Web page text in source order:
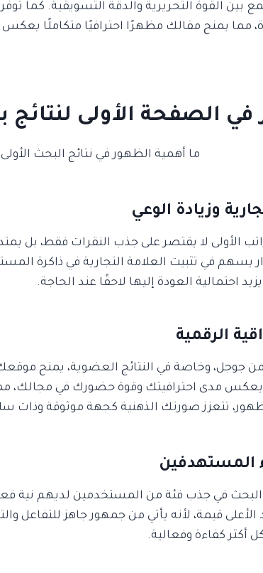
بين القوة التحريرية والدقة التسويقية. كما
مما يمنح مقالك مظهرًا احترافيًا متكاملًا
في الصفحة الأولى
وزيادة الوعي
الأولى لا يقتصر على جذب النقرات فقط، بل
يسهم في تثبيت العلامة التجارية في ذاكرة
احتمالية العودة إليها لاحقًا عند الحاجة.
الرقمية
من جوجل، وخاصة في النتائج العضوية، يمنح
مدى احترافيتك وقوة حضورك في مجالك،
تتعزز صورتك الذهنية كجهة موثوقة
المستهدفين
في جذب فئة من المستخدمين لديهم نية
الأعلى قيمة، لأنه يأتي من جمهور جاهز للتفاعل
أكثر كفاءة وفعالية.